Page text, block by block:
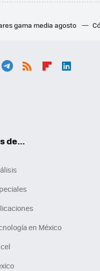
gama media agosto
de...
en México